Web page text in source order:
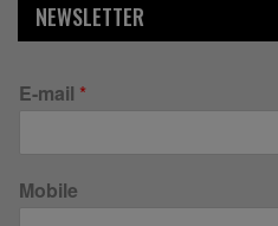
NEWSLETTER
E-mail *
Mobile